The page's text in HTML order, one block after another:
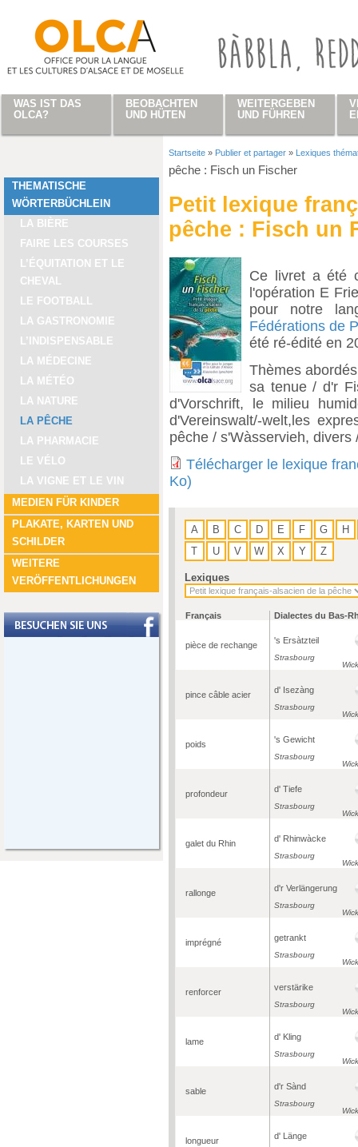
THEMATISCHE
WÖRTERBÜCHLEIN
LA BIÈRE
FAIRE LES COURSES
L’ÉQUITATION ET LE
CHEVAL
LE FOOTBALL
LA GASTRONOMIE
L’INDISPENSABLE
LA MÉDECINE
LA MÉTÉO
LA NATURE
LA PÊCHE
LA PHARMACIE
LE VÉLO
LA VIGNE ET LE VIN
MEDIEN FÜR KINDER
PLAKATE, KARTEN UND
SCHILDER
WEITERE
VERÖFFENTLICHUNGEN
Startseite » Publier et partager » Lexiques
pêche : Fisch un Fischer
Petit lexique
pêche : Fisch un
Ce livret a été
l'opération E
pour notre
Fédérations de
été ré-édité en
Thèmes
sa tenue / d'r
d'Vorschrift, le milieu
d'Vereinswalt/-welt,les
pêche / s'Wàsservieh, divers
Télécharger le lexique
Ko)
A B C D E F G
H
T
U V W X Y Z
Lexiques
Français Dialectes du Bas-
pièce de rechange 's Ersàtzteil
Strasbourg
pince câble acier d' Isezàng
Strasbourg
poids 's Gewicht
Strasbourg
profondeur d' Tiefe
Strasbourg
galet du Rhin d' Rhinwàcke
Strasbourg
rallonge d'r Verlängerung
Strasbourg
imprégné getrankt
Strasbourg
renforcer verstärike
Strasbourg
lame d' Kling
Strasbourg
sable d'r Sànd
Strasbourg
longueur d' Länge
WAS IST DAS
OLCA?
BEOBACHTEN
UND HÜTEN
WEITERGEBEN
UND FÜHREN